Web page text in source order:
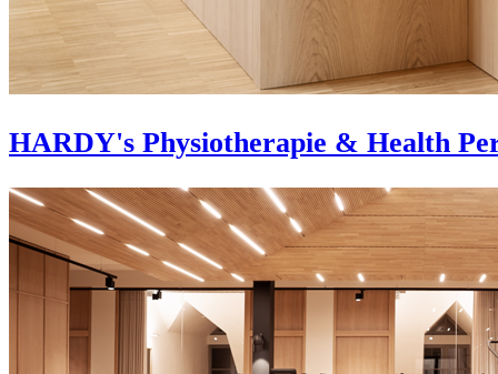
HARDY's Physiotherapie & Health